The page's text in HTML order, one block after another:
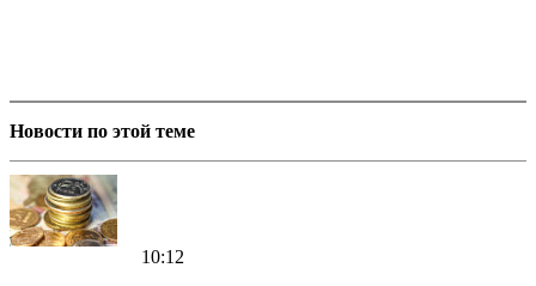
Новости по этой теме
10:12